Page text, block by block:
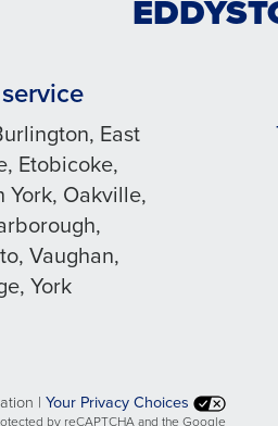
East
Etobicoke,
York, Oakville,
Vaughan,
York
| Your Privacy Choices
by reCAPTCHA and the Google